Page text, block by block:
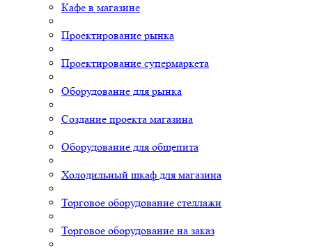
Кафе в магазине
Проектирование рынка
Проектирование супермаркета
Оборудование для рынка
Создание проекта магазина
Оборудование для общепита
Холодильный шкаф для магазина
Торговое оборудование стеллажи
Торговое оборудование на заказ